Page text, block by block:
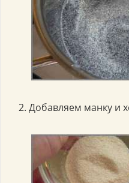
2. Добавляем манку и